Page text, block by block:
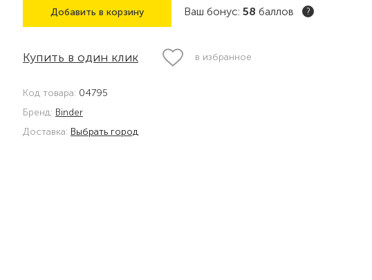
Добавить в корзину Ваш бонус: 58 баллов ?
Купить в один клик в избранное
Код товара: 04795
Бренд: Binder
Доставка: Выбрать город